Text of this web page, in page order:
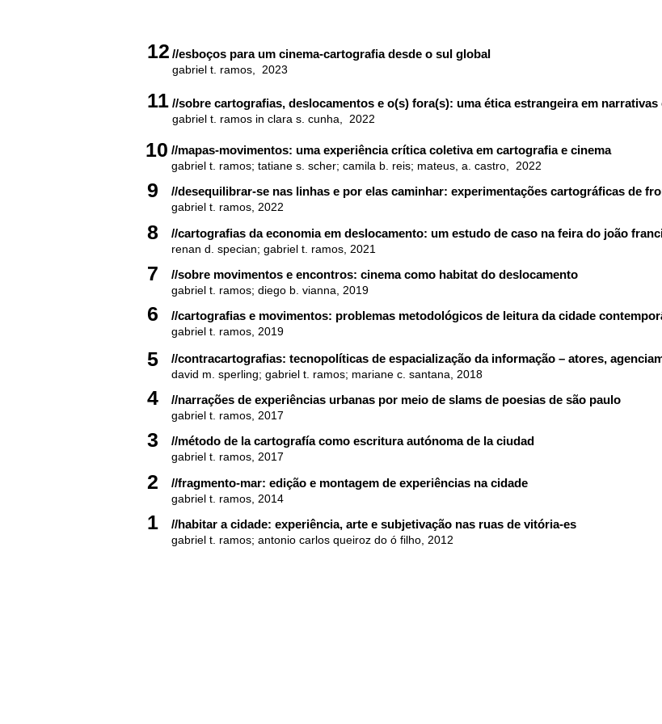
12 //esboços para um cinema-cartografiadesde o sul global
gabriel t. ramos , 2023
11 //sobre cartografias, deslocamentos e o(s) fora(s): uma ética estrangeira em
gabriel t. ramos in clara s. cunha, 2022
10
9
8
7
6
4
5
3
2
1
//mapas-movimentos: uma experiência crítica coletiva em cartografia e cinema
gabriel t. ramos; tatiane s. scher; camila b. reis; mateus, a. castro, 2022
//desequilibrar-se nas linhas e por elas caminhar: experimentações cartográficas de
gabriel t. ramos, 2022
//cartografias da economia em deslocamento: um estudo de caso na feira do joão
renan d. specian; gabriel t. ramos, 2021
//sobre movimentos e encontros: cinema como habitat do deslocamento
gabriel t. ramos; diego b. vianna, 2019
//cartografias e movimentos: problemas metodológicos de leitura da cidade
gabriel t. ramos, 2019
//contracartografias: tecnopolíticas de espacialização da informação – atores,
david m. sperling; gabriel t. ramos; mariane c. santana, 2018
//narrações de experiências urbanas por meio de slams de poesias de são paulo
gabriel t. ramos, 2017
//método de la cartografía como escritura autónoma de la ciudad
gabriel t. ramos, 2017
//fragmento-mar: edição e montagem de experiências na cidade
gabriel t. ramos, 2014
//habitar a cidade: experiência, arte e subjetivação nas ruas de vitória-es
gabriel t. ramos; antonio carlos queiroz do ó filho, 2012